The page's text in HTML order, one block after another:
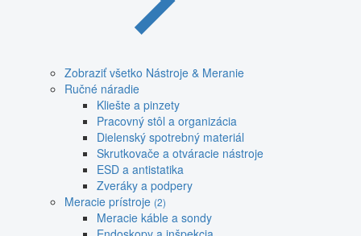
Zobraziť všetko Nástroje & Meranie
Ručné náradie
Kliešte a pinzety
Pracovný stôl a organizácia
Dielenský spotrebný materiál
Skrutkovače a otváracie nástroje
ESD a antistatika
Zveráky a podpery
Meracie prístroje (2)
Meracie káble a sondy